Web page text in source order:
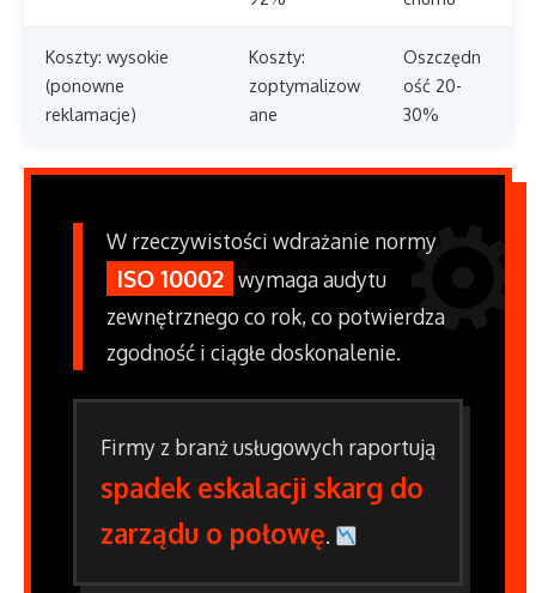
Koszty: wysokie
(ponowne
reklamacje)
Koszty:
zoptymalizow
ane
Oszczędn
ość 20-
30%
W rzeczywistości wdrażanie normy
ISO 10002 wymaga audytu
zewnętrznego co rok, co potwierdza
zgodność i ciągłe doskonalenie.
Firmy z branż usługowych raportują
spadek eskalacji skarg do
zarządu o połowę.